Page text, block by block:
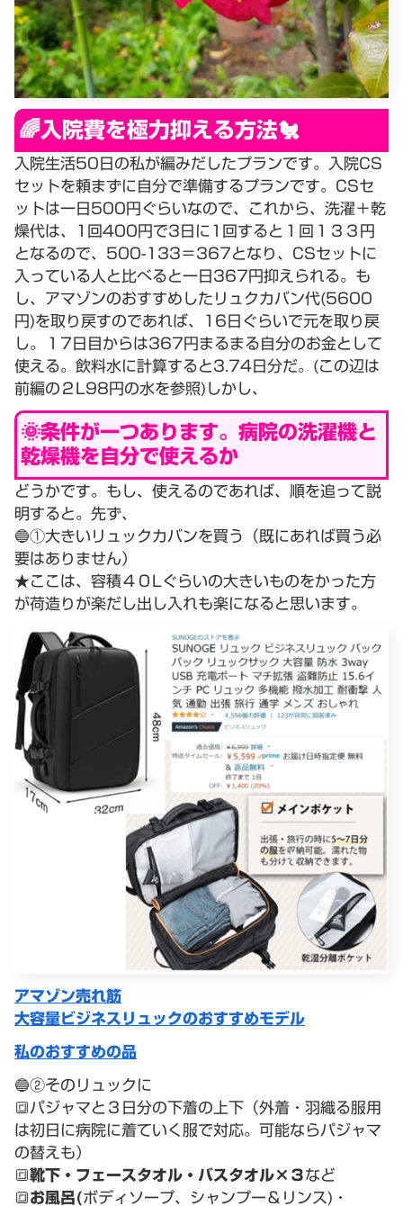
🌈入院費を極力抑える方法🐔
入院生活50日の私が編みだしたプランです。入院CS
セットを頼まずに自分で準備するプランです。CSセ
ットは一日500円ぐらいなので、これから、洗濯＋乾
燥代は、1回400円で3日に1回すると１回１３３円
となるので、500-133＝367となり、CSセットに
入っている人と比べると一日367円抑えられる。も
し、アマゾンのおすすめしたリュクカバン代(5600
円)を取り戻すのであれば、16日ぐらいで元を取り戻
し。１7日目からは367円まるまる自分のお金として
使える。飲料水に計算すると3.74日分だ。(この辺は
前編の２L98円の水を参照)しかし、
🌞条件が一つあります。病院の洗濯機と
乾燥機を自分で使えるか
どうかです。もし、使えるのであれば、順を追って説
明すると。先ず、
🔵①大きいリュックカバンを買う（既にあれば買う必
要はありません）
★ここは、容積４０Lぐらいの大きいものをかった方
が荷造りが楽だし出し入れも楽になると思います。
アマゾン売れ筋
大容量ビジネスリュックのおすすめモデル
私のおすすめの品
🔵②そのリュックに
🔳パジャマと３日分の下着の上下（外着・羽織る服用
は初日に病院に着ていく服で対応。可能ならパジャマ
の替えも）
🔳靴下・フェースタオル・バスタオル×３など
🔳お風呂(ボディソープ、シャンプー＆リンス)・